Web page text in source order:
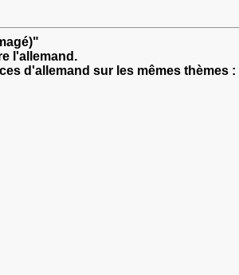
l'allemand.
d'allemand sur les mêmes thèmes : |